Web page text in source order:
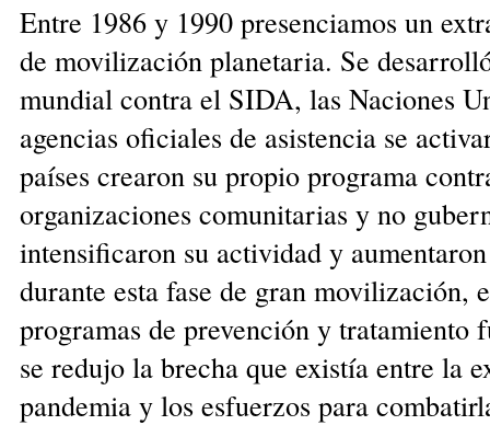
Entre 1986 y 1990 presenciamos un
de movilización planetaria. Se
mundial contra el SIDA, las Naciones
agencias oficiales de asistencia se
países crearon su propio programa
organizaciones comunitarias y no
intensificaron su actividad y
durante esta fase de gran movilización,
programas de prevención y tratamiento
se redujo la brecha que existía entre la
pandemia y los esfuerzos para